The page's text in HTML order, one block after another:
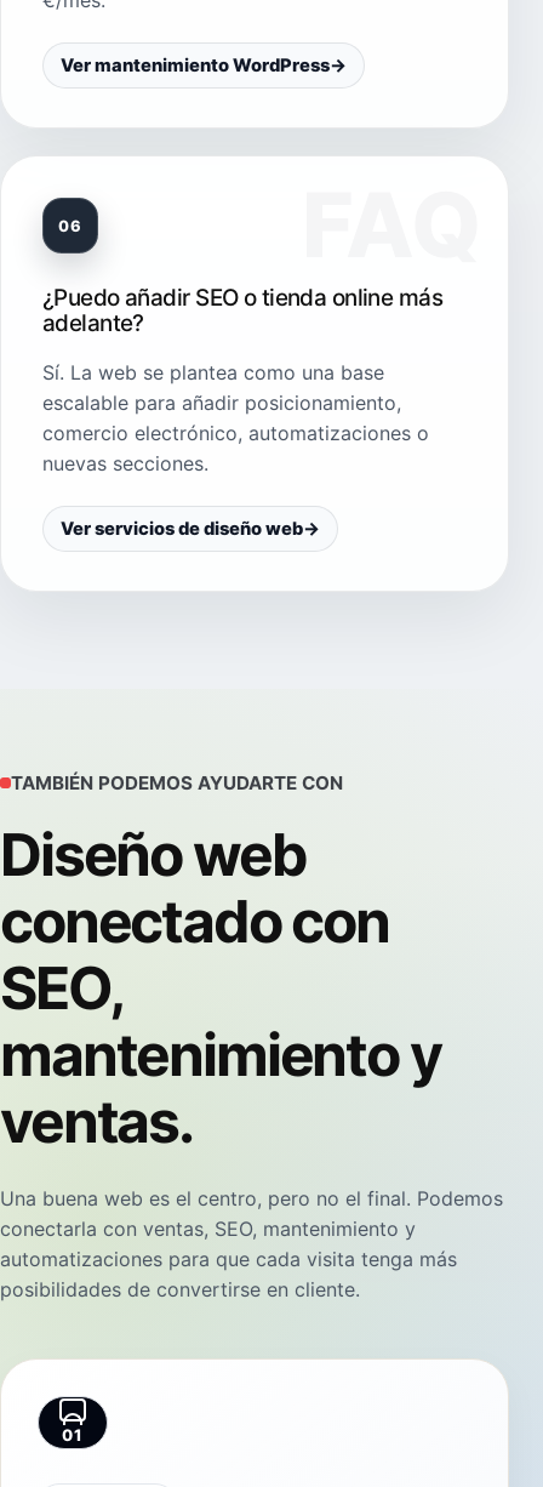
Ver mantenimiento WordPress→
06
¿Puedo añadir SEO o tienda online más
adelante?
Sí. La web se plantea como una base
escalable para añadir posicionamiento,
comercio electrónico, automatizaciones o
nuevas secciones.
Ver servicios de diseño web→
TAMBIÉN PODEMOS AYUDARTE CON
Diseño web
conectado con
SEO,
mantenimiento y
ventas.
Una buena web es el centro, pero no el final. Podemos
conectarla con ventas, SEO, mantenimiento y
automatizaciones para que cada visita tenga más
posibilidades de convertirse en cliente.
01